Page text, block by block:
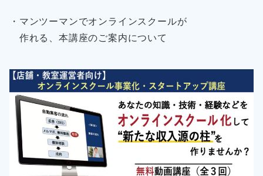
・マンツーマンでオンラインスクールが
作れる、本講座のご案内について